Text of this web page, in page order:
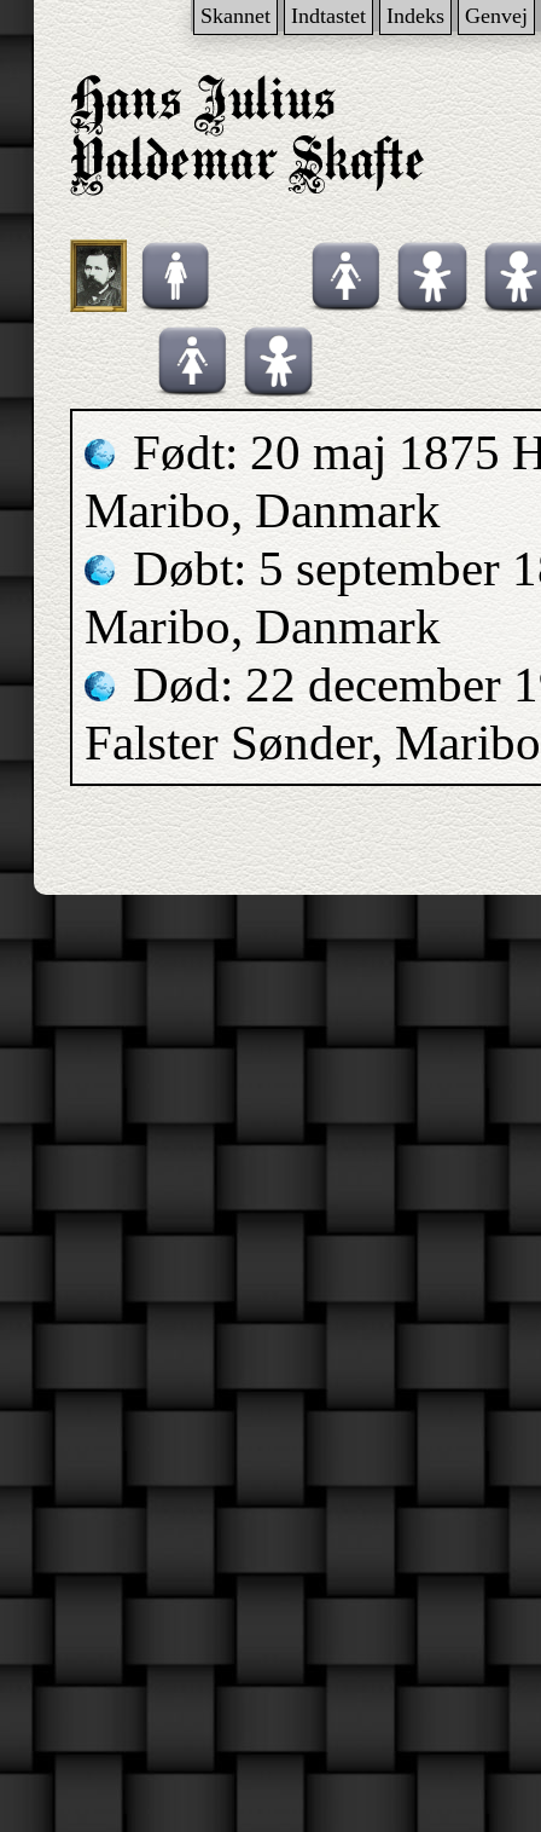
Skannet Indtastet Indeks Genvej
Født: 20 maj 1875
Maribo, Danmark
Døbt: 5 september
Maribo, Danmark
Død: 22 december
Falster Sønder,